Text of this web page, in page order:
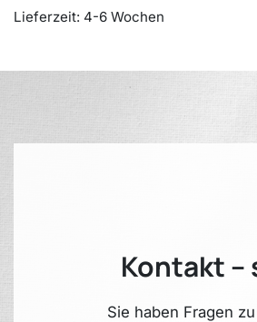
Lieferzeit: 4-6 Wochen
Kontakt –
Sie haben Fragen